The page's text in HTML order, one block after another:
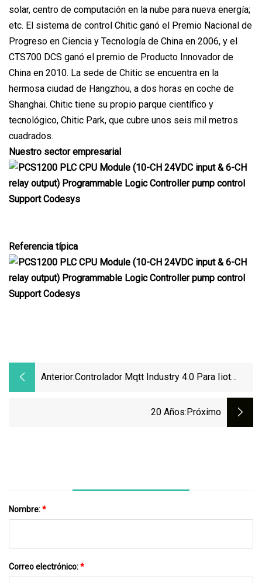
solar, centro de computación en la nube para nueva energía;
etc. El sistema de control Chitic ganó el Premio Nacional de
Progreso en Ciencia y Tecnología de China en 2006, y el
CTS700 DCS ganó el premio de Producto Innovador de
China en 2010. La sede de Chitic se encuentra en la
hermosa ciudad de Hangzhou, a dos horas en coche de
Shanghai. Chitic tiene su propio parque científico y
tecnológico, Chitic Park, que cubre unos seis mil metros
cuadrados.
Nuestro sector empresarial
Referencia típica
Anterior:Controlador Mqtt Industry 4.0 Para Iiot
20 Años:próximo
Nombre:*
Correo electrónico:*